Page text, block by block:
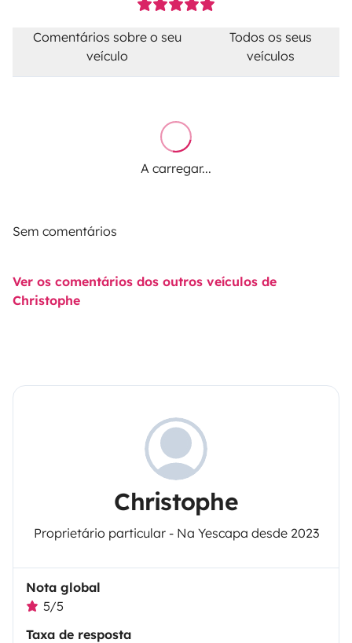
Comentários sobre o seu
veículo
Todos os seus
veículos
A carregar...
Sem comentários
Ver os comentários dos outros veículos de
Christophe
Christophe
Proprietário particular - Na Yescapa desde 2023
Nota global
5/5
Taxa de resposta